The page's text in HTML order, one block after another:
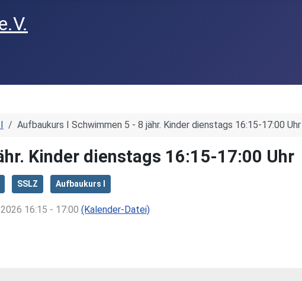
Aufbaukurs I Schwimmen 5 - 8 jähr. Kinder dienstags 16:15-17:00 Uhr
Kinder dienstags 16:15-17:00 Uhr
SSLZ Aufbaukurs I
16:15 - 17:00 (Kalender-Datei)